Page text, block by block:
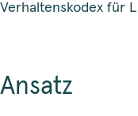
Verhaltenskodex für
Ansatz